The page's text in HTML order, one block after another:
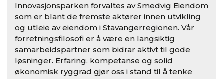
Innovasjonsparken forvaltes av Smedvig Eiendom
som er blant de fremste aktører innen utvikling
og utleie av eiendom i Stavangerregionen. Vår
forretningsfilosofi er å være en langsiktig
samarbeidspartner som bidrar aktivt til gode
løsninger. Erfaring, kompetanse og solid
økonomisk ryggrad gjør oss i stand til å tenke